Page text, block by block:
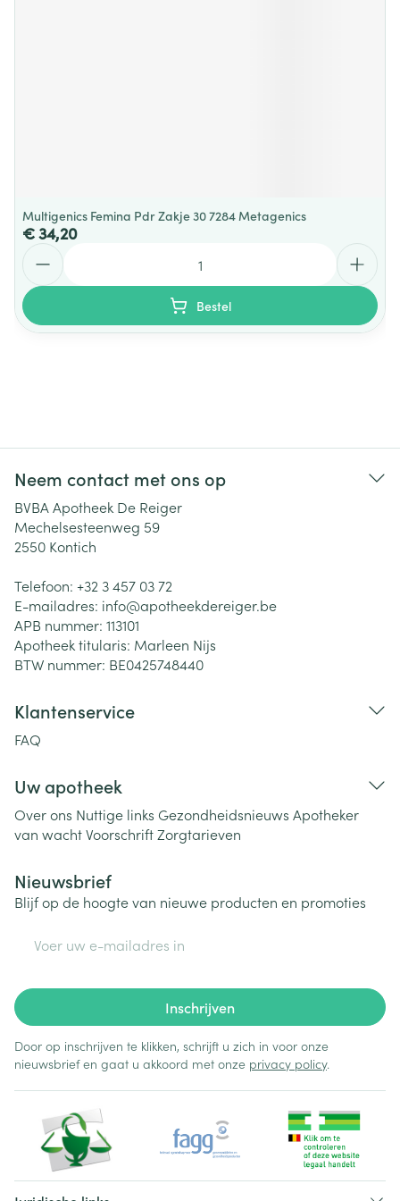
Multigenics Femina Pdr Zakje 30 7284 Metagenics
€ 34,20
Bestel
Neem contact met ons op
BVBA Apotheek De Reiger
Mechelsesteenweg 59
2550 Kontich
Telefoon: +32 3 457 03 72
E-mailadres: info@apotheekdereiger.be
APB nummer: 113101
Apotheek titularis: Marleen Nijs
BTW nummer: BE0425748440
Klantenservice
FAQ
Uw apotheek
Over ons Nuttige links Gezondheidsnieuws Apotheker
van wachtVoorschriftZorgtarieven
Nieuwsbrief
Blijf op de hoogte van nieuwe producten en promoties
Inschrijven
Door op inschrijven te klikken, schrijft u zich in voor onze
nieuwsbrief en gaat u akkoord met onze privacy policy.